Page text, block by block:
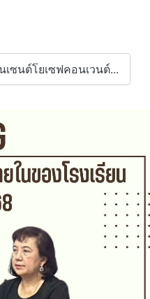
ซนต์โยเซฟคอนเวนต์...